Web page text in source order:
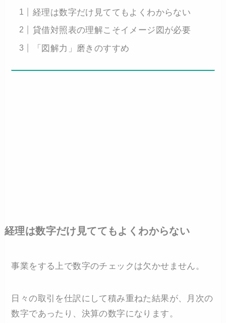
経理は数字だけ見ててもよくわからない
貸借対照表の理解こそイメージ図が必要
「図解力」磨きのすすめ
経理は数字だけ見ててもよくわからない
事業をする上で数字のチェックは欠かせません。
日々の取引を仕訳にして積み重ねた結果が、月次の
数字であったり、決算の数字になります。